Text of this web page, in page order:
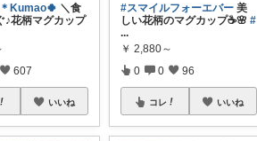
Kumao🍀 ＼食
♪花柄マグカップ
607
いいね
#スマイルフォーエバー 美
しい花柄のマグカップ☕️🌸#
...
￥ 2,880～
0 0 96
コレ いいね